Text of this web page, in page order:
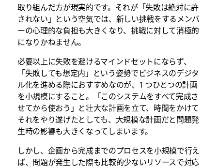
取り組んだ方が現実的です。それが「失敗は絶対に許
されない」という空気では、新しい挑戦をするメンバ
ーの心理的な負担も大きくなり、挑戦に対して消極的
になりかねません。
必要以上に失敗を避けるマインドセットにならず、
「失敗しても想定内」という姿勢でビジネスのデジタ
ル化を進める際におすすめなのが、1 つひとつの計画
を小規模にすること。「このシステムをすべて完成さ
せてから使おう」と壮大な計画を立て、時間をかけて
それをやり遂げたとしても、大規模な計画だと問題発
生時の影響も大きくなってしまいます。
しかし、企画から完成までのプロセスを小規模で行え
ば、問題が発生した際も比較的少ないリソースで対応